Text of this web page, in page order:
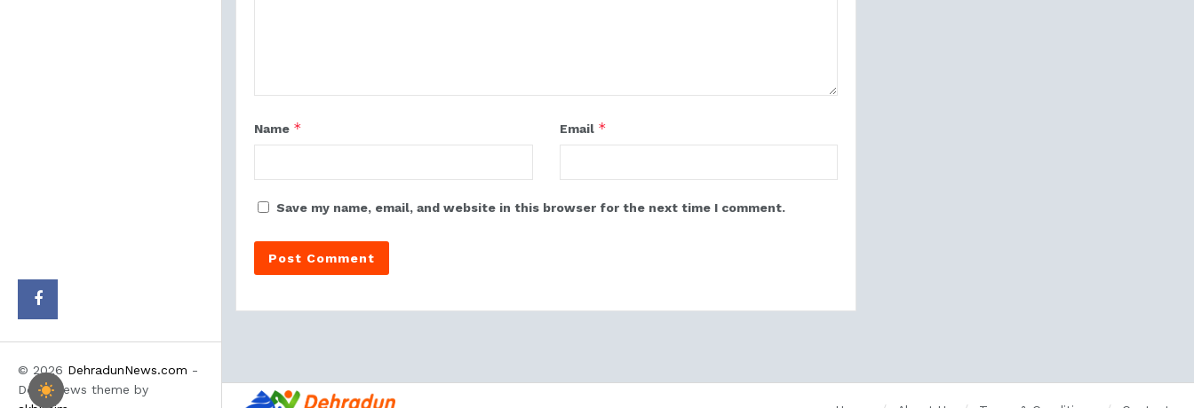
Name * Email *
Save my name, email, and website in this browser for the next time I comment.
© 2026 DehradunNews.com -
Doon News theme by